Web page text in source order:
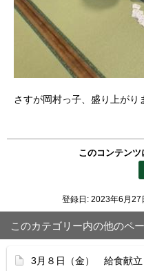
さすが岡村っ子、盛り上がり
このコンテン
登録日: 2023年6月27
このカテゴリー内の他のペ
3月８日（金） 給食献立